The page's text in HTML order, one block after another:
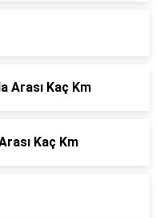
Arası Kaç Km
Kaç Km